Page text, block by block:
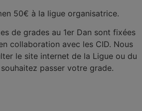
50€ à la ligue organisatrice.
de grades au 1er Dan sont fixées
collaboration avec les CID. Nous
le site internet de la Ligue ou du
passer votre grade.